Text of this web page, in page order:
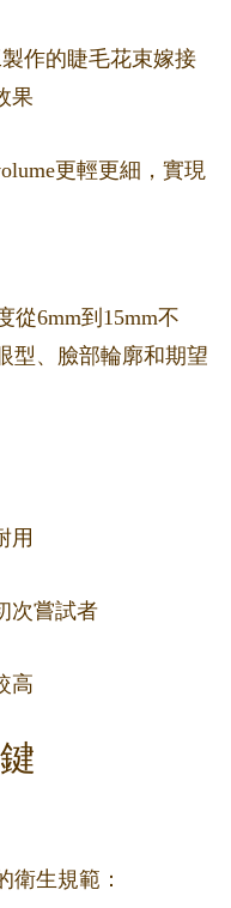
作的睫毛花束嫁接
果
更輕更細，實現
從6mm到15mm不
型、臉部輪廓和期望
用
次嘗試者
高
衛生規範：